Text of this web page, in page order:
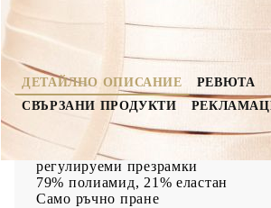
ДЕТАЙЛНО ОПИСАНИЕ
РЕВЮТА
СВЪРЗАНИ ПРОДУКТИ
Отличителен дизайн с каишки,
регулируеми презрамки
79% полиамид, 21% еластан
Само ръчно пране